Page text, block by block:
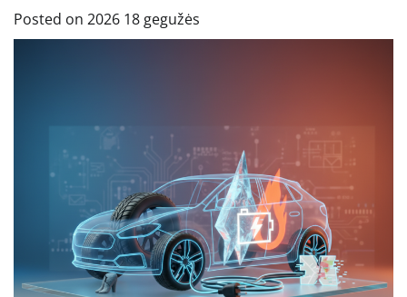
Posted on 2026 18 gegužės